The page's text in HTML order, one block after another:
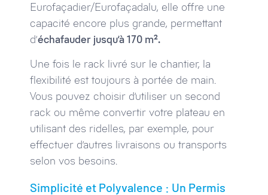
Eurofaçadier/Eurofaçadalu, elle offre une
capacité encore plus grande, permettant
d’échafauder jusqu’à 170 m².
Une fois le rack livré sur le chantier, la
flexibilité est toujours à portée de main.
Vous pouvez choisir d’utiliser un second
rack ou même convertir votre plateau en
utilisant des ridelles, par exemple, pour
effectuer d’autres livraisons ou transports
selon vos besoins.
Simplicité et Polyvalence : Un Permis